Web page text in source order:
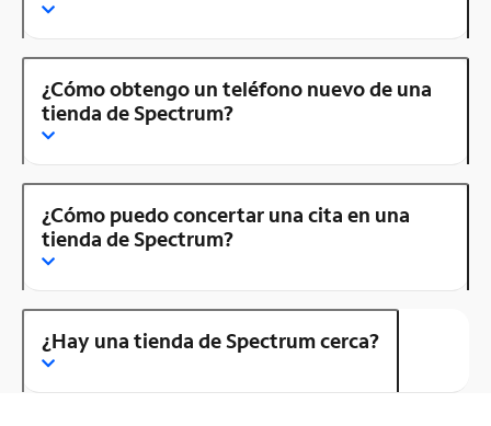
¿Cómo obtengo un teléfono nuevo de una
tienda de Spectrum?
¿Cómo puedo concertar una cita en una
tienda de Spectrum?
¿Hay una tienda de Spectrum cerca?